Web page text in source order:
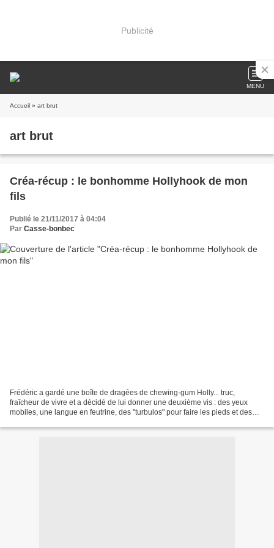
Publicité
MENU
Accueil » art brut
art brut
Créa-récup : le bonhomme Hollyhook de mon
fils
Publié le 21/11/2017 à 04:04
Par Casse-bonbec
Frédéric a gardé une boîte de dragées de chewing-gum Holly... truc,
fraîcheur de vivre et a décidé de lui donner une deuxième vis : des yeux
mobiles, une langue en feutrine, des "turbulos" pour faire les pieds et des